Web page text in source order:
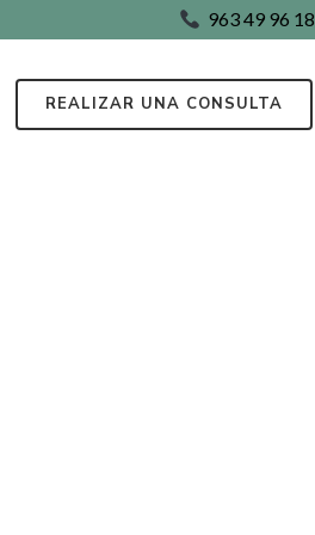
963 49 96 18
REALIZAR UNA CONSULTA